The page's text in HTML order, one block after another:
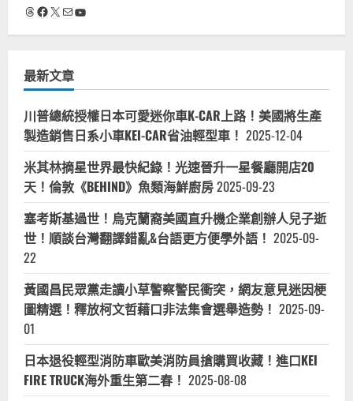
Threads
Facebook
X 電子郵件YouTube
最新文章
川普總統授權日本可愛迷你車K-CAR上路！美國將生產
製造銷售日系小車KEI-CAR省油輕型車！ 2025-12-04
米其林摘星世界最快紀錄！光速晉升一星餐廳開店20
天！倫敦《BEHIND》魚類海鮮廚房2025-09-23
塞考斯基過世！烏克蘭裔美國直升機企業創辦人兒子逝
世！順談台灣翻譯錯亂&台語更方便學外語！ 2025-09-
22
黃國昌民眾黨走讀小草警察警民衝突，網友意見迷因梗
圖精選！釋放柯文哲藉口非法集會選舉造勢！ 2025-09-
01
日本退役輕型消防車歐美消防員搶購買收藏！進口KEI
FIRE TRUCK海外重生第二春！ 2025-08-08